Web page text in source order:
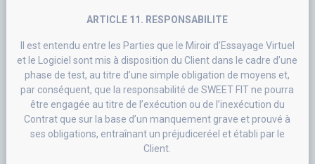
ARTICLE 11. RESPONSABILITE
Il est entendu entre les Parties que le Miroir d’Essayage Virtuel
et le Logiciel sont mis à disposition du Client dans le cadre d’une
phase de test, au titre d’une simple obligation de moyens et,
par conséquent, que la responsabilité de SWEET FIT ne pourra
être engagée au titre de l’exécution ou de l’inexécution du
Contrat que sur la base d’un manquement grave et prouvé à
ses obligations, entraînant un préjudiceréel et établi par le
Client.